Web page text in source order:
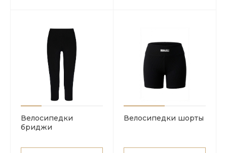
Велосипедки
бриджи
Велосипедки шорты